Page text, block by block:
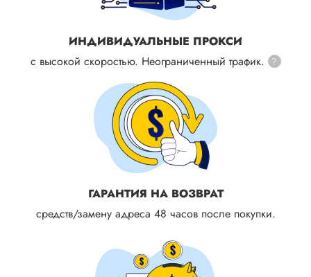
ИНДИВИДУАЛЬНЫЕ ПРОКСИ
с высокой скоростью. Неограниченный трафик. ?
ГАРАНТИЯ НА ВОЗВРАТ
средств/замену адреса 48 часов после покупки.